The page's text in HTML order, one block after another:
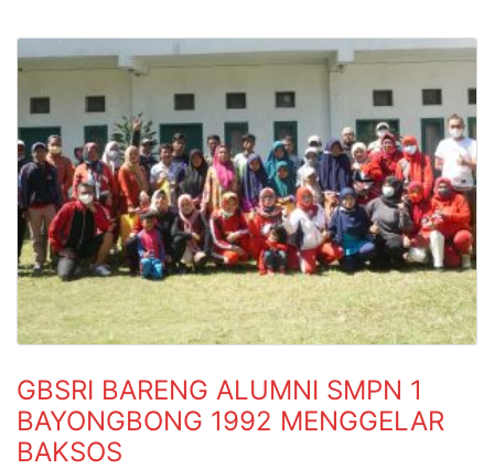
GBSRI BARENG ALUMNI SMPN 1
BAYONGBONG 1992 MENGGELAR
BAKSOS